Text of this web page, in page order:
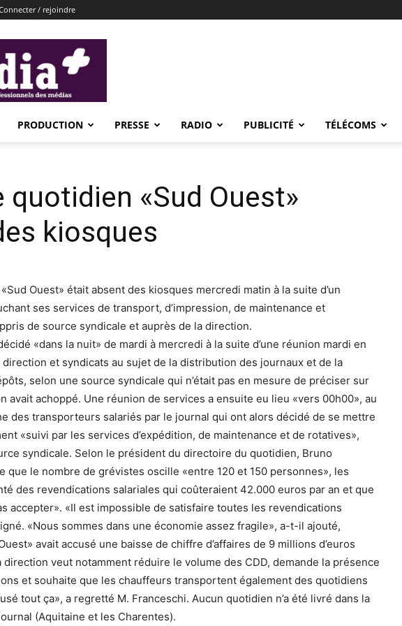
/ rejoindre
PRODUCTION PRESSE RADIO PUBLICITÉ TÉLÉCOMS
quotidien «Sud Ouest»
kiosques
Ouest» était absent des kiosques mercredi matin à la suite d’un
ses services de transport, d’impression, de maintenance et
de source syndicale et auprès de la direction.
«dans la nuit» de mardi à mercredi à la suite d’une réunion mardi en
direction et syndicats au sujet de la distribution des journaux et de la
selon une source syndicale qui n’était pas en mesure de préciser sur
avait achoppé. Une réunion de services a ensuite eu lieu «vers 00h00», au
des transporteurs salariés par le journal qui ont alors décidé de se mettre
«suivi par les services d’expédition, de maintenance et de rotatives»,
syndicale. Selon le président du directoire du quotidien, Bruno
que le nombre de grévistes oscille «entre 120 et 150 personnes», les
des revendications salariales qui coûteraient 42.000 euros par an et que
accepter». «Il est impossible de satisfaire toutes les revendications
«Nous sommes dans une économie assez fragile», a-t-il ajouté,
avait accusé une baisse de chiffre d’affaires de 9 millions d’euros
direction veut notamment réduire le volume des CDD, demande la présence
et souhaite que les chauffeurs transportent également des quotidiens
tout ça», a regretté M. Franceschi. Aucun quotidien n’a été livré dans la
(Aquitaine et les Charentes).